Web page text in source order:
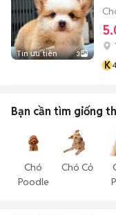
Tin ưu tiên 3
K
Bạn cần tìm giống
Chó
Poodle
Chó Cỏ